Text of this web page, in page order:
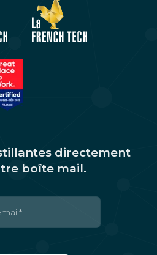
directement
boîte mail.